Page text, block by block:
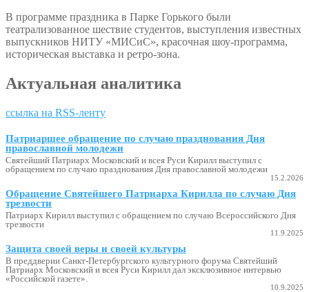
В программе праздника в Парке Горького были
театрализованное шествие студентов, выступления известных
выпускников НИТУ «МИСиС», красочная шоу-программа,
историческая выставка и ретро-зона.
Актуальная аналитика
ссылка на RSS-ленту
Патриаршее обращение по случаю празднования Дня
православной молодежи
Святейший Патриарх Московский и всея Руси Кирилл выступил с
обращением по случаю празднования Дня православной молодежи
15.2.2026
Обращение Святейшего Патриарха Кирилла по случаю Дня
трезвости
Патриарх Кирилл выступил с обращением по случаю Всероссийского Дня
трезвости
11.9.2025
Защита своей веры и своей культуры
В преддверии Санкт-Петербургского культурного форума Святейший
Патриарх Московский и всея Руси Кирилл дал эксклюзивное интервью
«Российской газете».
10.9.2025